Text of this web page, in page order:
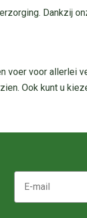
Dankzij
voer voor allerlei
Ook kunt u
E-mail